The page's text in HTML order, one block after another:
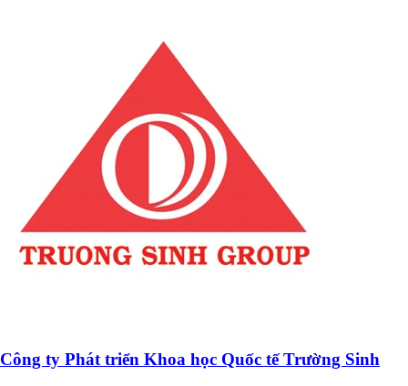
Công ty Phát triển Khoa học Quốc tế Trường Sinh